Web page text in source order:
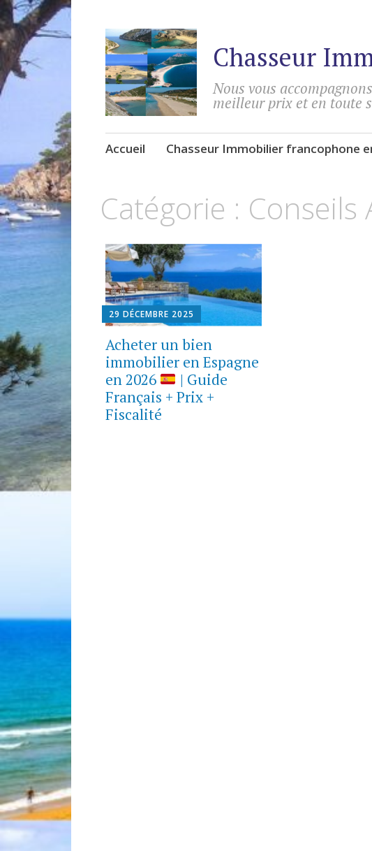
Chasseur
Nous vous
meilleur prix et en toute
Accéder
Accueil Chasseur Immobilier francophone
Catégorie : Conseils
29 DÉCEMBRE 2025
Acheter un bien
immobilier en Espagne
en 2026
| Guide
Français + Prix +
Fiscalité